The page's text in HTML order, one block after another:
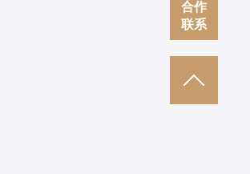
合作
联系